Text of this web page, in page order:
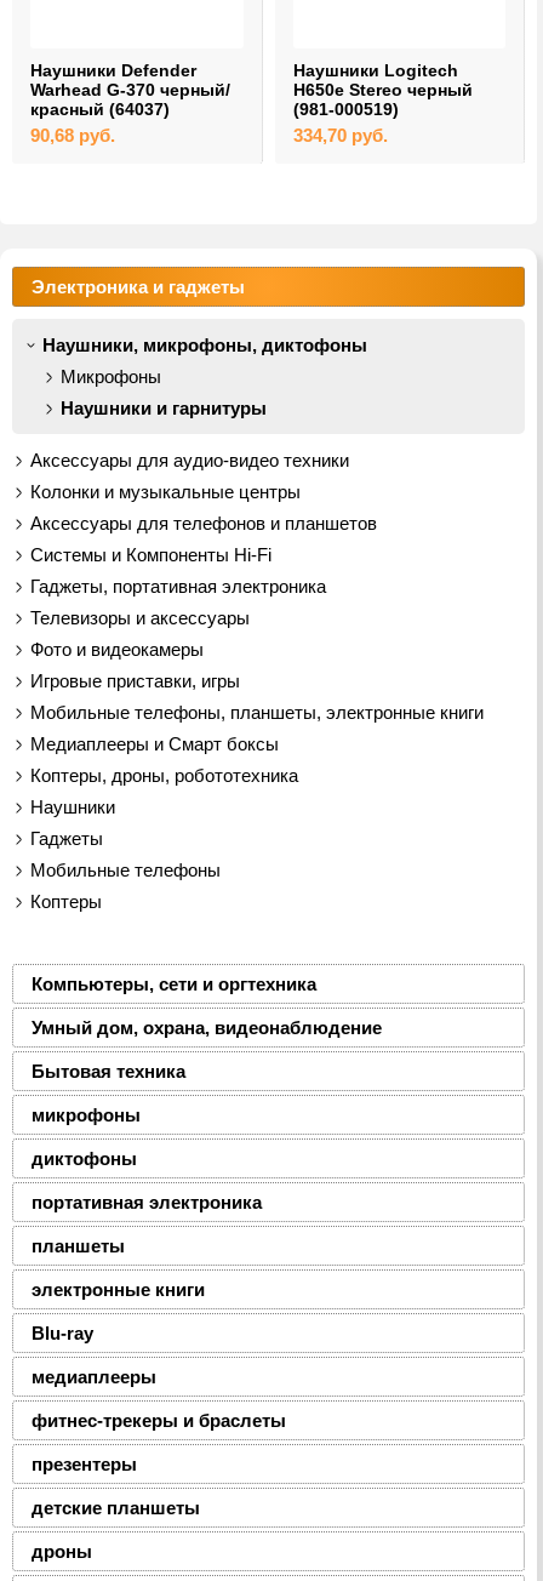
Наушники Defender
Warhead G-370 черный/
красный (64037)
90,68 руб.
Наушники Logitech
H650e Stereo черный
(981-000519)
334,70 руб.
Электроника и гаджеты
Наушники, микрофоны, диктофоны
Микрофоны
Наушники и гарнитуры
Аксессуары для аудио-видео техники
Колонки и музыкальные центры
Аксессуары для телефонов и планшетов
Системы и Компоненты Hi-Fi
Гаджеты, портативная электроника
Телевизоры и аксессуары
Фото и видеокамеры
Игровые приставки, игры
Мобильные телефоны, планшеты, электронные книги
Медиаплееры и Смарт боксы
Коптеры, дроны, робототехника
Наушники
Гаджеты
Мобильные телефоны
Коптеры
Компьютеры, сети и оргтехника
Умный дом, охрана, видеонаблюдение
Бытовая техника
микрофоны
диктофоны
портативная электроника
планшеты
электронные книги
Blu-ray
медиаплееры
фитнес-трекеры и браслеты
презентеры
детские планшеты
дроны